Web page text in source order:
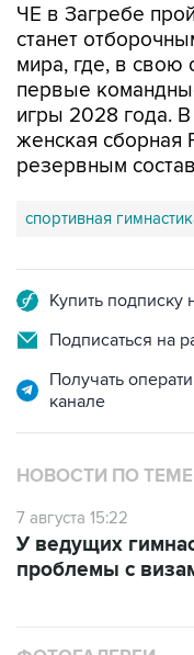
ЧЕ в Загребе
станет
мира, где, в свою
первые
игры 2028 года.
женская сборная
резервным
спортивная
Купить
Подписаться на
Получать
канале
НОВОСТИ ПО ТЕМЕ
7 августа 15:22
У ведущих
проблемы с